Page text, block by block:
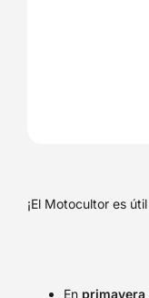
¡El Motocultor es útil
En primavera